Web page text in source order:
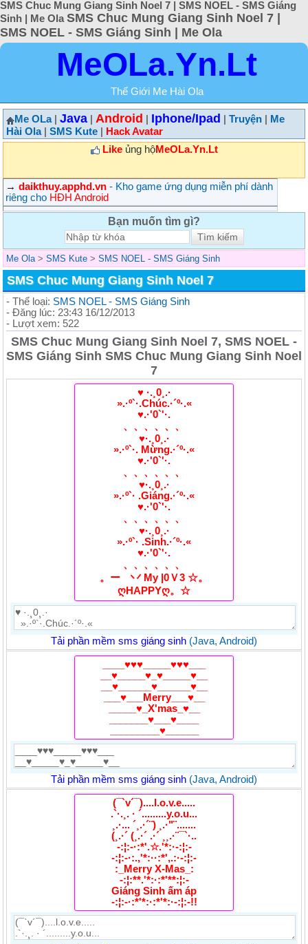
SMS Chuc Mung Giang Sinh Noel 7 | SMS NOEL - SMS Giáng
Sinh | Me Ola SMS Chuc Mung Giang Sinh Noel 7 |
SMS NOEL - SMS Giáng Sinh | Me Ola
MeOLa.Yn.Lt
Thế Giới Me Hài Ola
Me OLa| Java Android Iphone/Ipad Truyện
Me
Hài Ola| SMS Kute
Hack Avatar
Likeủng hộMeOLa.Yn.Lt
→ daikthuy.apphd.vn - Kho game ứng dụng miễn phí dành
riêng cho HĐH Android
Bạn muốn tìm gì?
Me Ola > SMS Kute > SMS NOEL - SMS Giáng Sinh
SMS Chuc Mung Giang Sinh Noel 7
- Thể loại: SMS NOEL - SMS Giáng Sinh
- Đăng lúc: 23:43 16/12/2013
- Lượt xem: 522
SMS Chuc Mung Giang Sinh Noel 7, SMS NOEL -
SMS Giáng Sinh SMS Chuc Mung Giang Sinh Noel
7
♥ ·.¸0¸.·
».·º`·.Chúc.·´º·.«
♥.·'0`'·.
、、、、、、
♥·.¸0¸.·
».·º`·. Mừng.·´º·.«
♥.·'0`'·.
、、、、、、
♥·.¸0¸.·
».·º`· .Giáng.·´º·.«
♥.·'0`'·.
、、、、、、
♥·.¸0¸.·
».·º`· .Sinh.·´º·.«
♥.·'0`'·.
、、、、、、
。ーゞ丷 My |0Ｖ3 ☆。
ღHAPPYღ。☆
Tải phần mềm sms giáng sinh (Java, Android)
____♥♥♥_____♥♥♥___
__♥_____♥_♥_____♥__
__♥______♥______♥__
___♥___Merry___♥__
_____♥_X'mas_♥__
_______♥___♥____
_________♥______
Tải phần mềm sms giáng sinh (Java, Android)
(¯`v´¯)....l.o.v.e.....
.`·.¸. · ´.........y.o.u...
¸.·... ´¸.·´¨) ¸.·"¨.......
(¸.·´ (¸.·´ .·´ ¸¸.·¨¯`·..
-:¦:-·:*'.☆.'*:·-:¦:-
-:¦:-·:.,'*:··:*',.:·-:¦:-
:_Merry X-Mas_:
-:¦:**.'*:·:*'**:¦:-
Giáng Sinh ấm áp
-:¦:-·:*'*:·:*'*:·-:¦:-!!